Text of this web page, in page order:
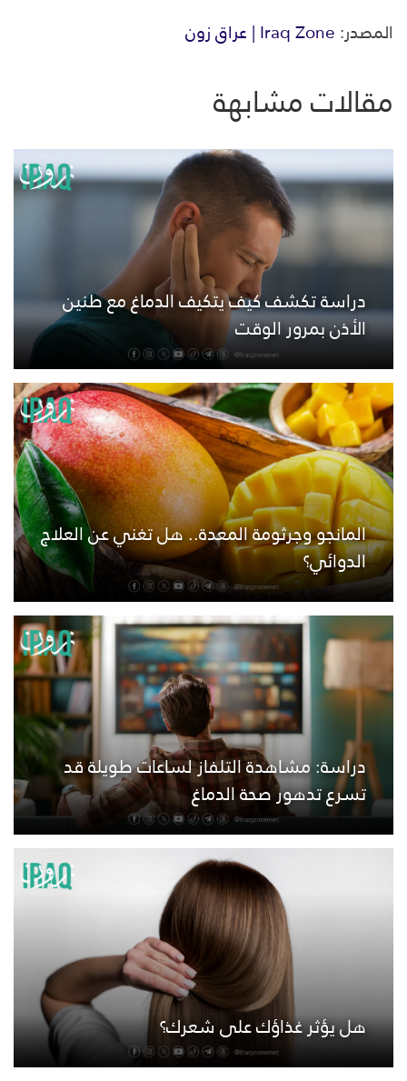
المصدر:Iraq Zone | عراق زون
مقالات مشابهة
دراسة تكشف كيف يتكيف الدماغ مع طنين
الأذن بمرور الوقت
المانجو وجرثومة المعدة.. هل تغني عن العلاج
الدوائي؟
دراسة: مشاهدة التلفاز لساعات طويلة قد
تسرع تدهور صحة الدماغ
هل يؤثر غذاؤك على شعرك؟